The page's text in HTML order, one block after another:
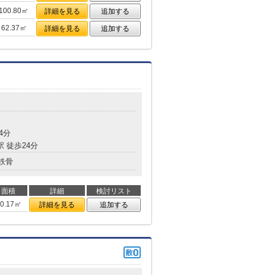
100.80㎡ 詳細を見る
追加する
62.37㎡ 詳細を見る 追加する
分
徒歩24分
骨
面積 詳細
検討リスト
㎡ 詳細を見る 追加する